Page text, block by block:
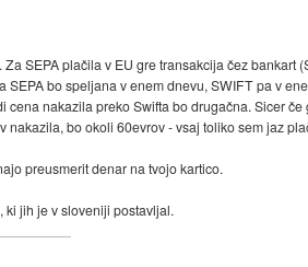
SEPA plačila v EU gre transakcija čez bankart
bo speljana v enem dnevu, SWIFT pa v
nakazila preko Swifta bo drugačna. Sicer
bo okoli 60evrov - vsaj toliko sem jaz
preusmerit denar na tvojo kartico.
ki jih je v sloveniji postavljal.